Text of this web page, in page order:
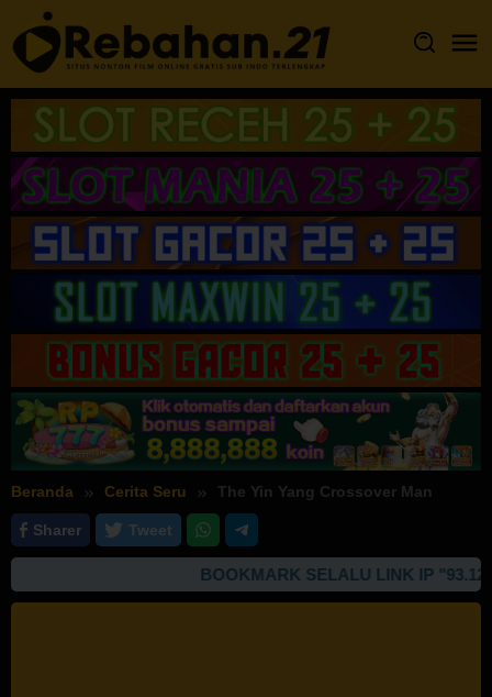
Loncat
ke
konten
Beranda Cerita Seru The Yin Yang Crossover Man
Sharer Tweet
BOOKMARK SELALU LINK IP